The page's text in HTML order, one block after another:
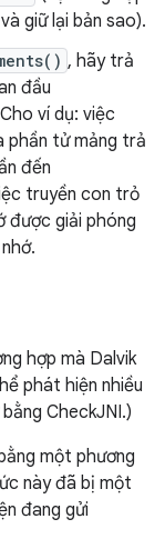
giữ lại bản sao).
, hãy trả
đầu
ví dụ: việc
phần tử mảng trả
đến
truyền con trỏ
được giải phóng
hợp mà Dalvik
phát hiện nhiều
CheckJNI.)
một phương
này đã bị một
đang gửi